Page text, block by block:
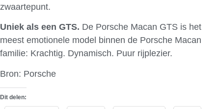
zwaartepunt.
Uniek als een GTS. De Porsche Macan GTS is het
meest emotionele model binnen de Porsche Macan
familie: Krachtig. Dynamisch. Puur rijplezier.
Bron: Porsche
Dit delen: